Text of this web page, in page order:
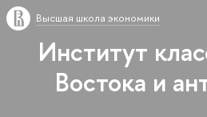
Высшая школа экономики
Институт
Востока и